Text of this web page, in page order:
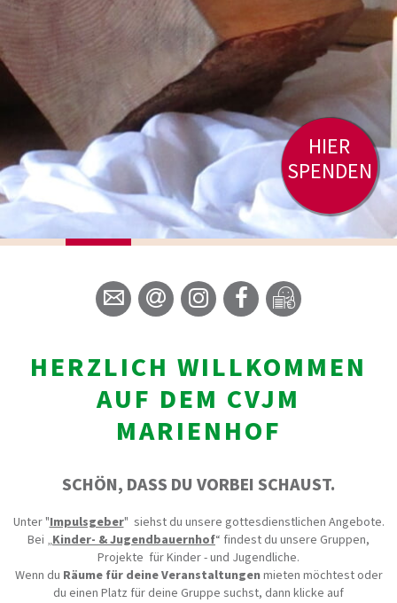
HIER
SPENDEN
HERZLICH WILLKOMMEN
AUF DEM CVJM
MARIENHOF
SCHÖN, DASS DU VORBEI SCHAUST.
Unter "Impulsgeber" siehst du unsere gottesdienstlichen Angebote.
Bei „Kinder- & Jugendbauernhof“ findest du unsere Gruppen,
Projekte für Kinder - und Jugendliche.
Wenn du Räume für deine Veranstaltungenmieten möchtest oder
du einen Platz für deine Gruppe suchst, dann klicke auf